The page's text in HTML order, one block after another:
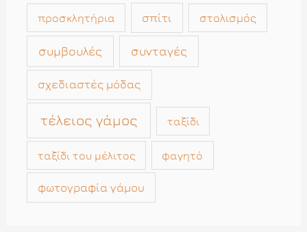
προσκλητήρια σπίτι στολισμός
συμβουλές συνταγές
σχεδιαστές μόδας
τέλειος γάμος ταξίδι
ταξίδι του μέλιτος φαγητό
φωτογραφία γάμου